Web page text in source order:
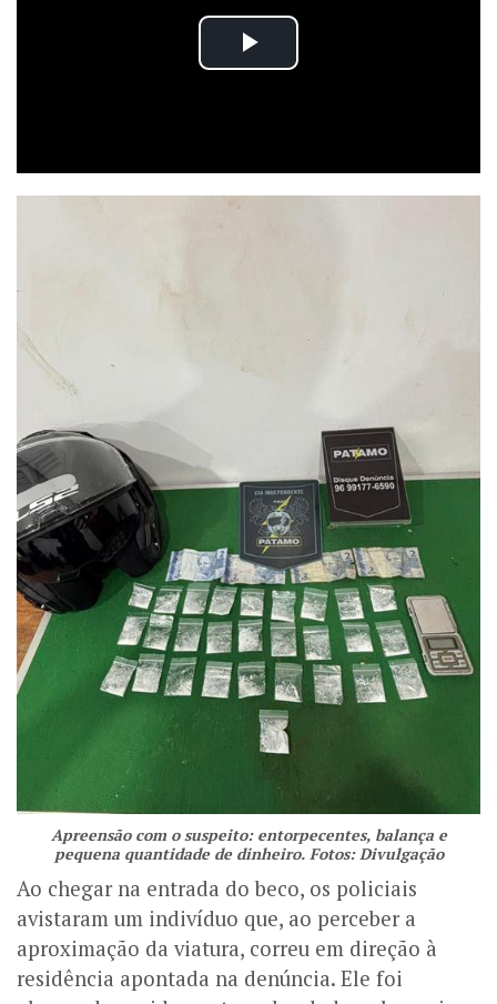
Apreensão com o suspeito: entorpecentes, balança e
pequena quantidade de dinheiro. Fotos: Divulgação
Ao chegar na entrada do beco, os policiais
avistaram um indivíduo que, ao perceber a
aproximação da viatura, correu em direção à
residência apontada na denúncia. Ele foi